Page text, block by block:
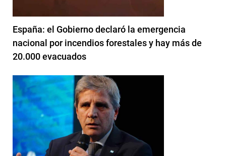
España: el Gobierno declaró la emergencia
nacional por incendios forestales y hay más de
20.000 evacuados